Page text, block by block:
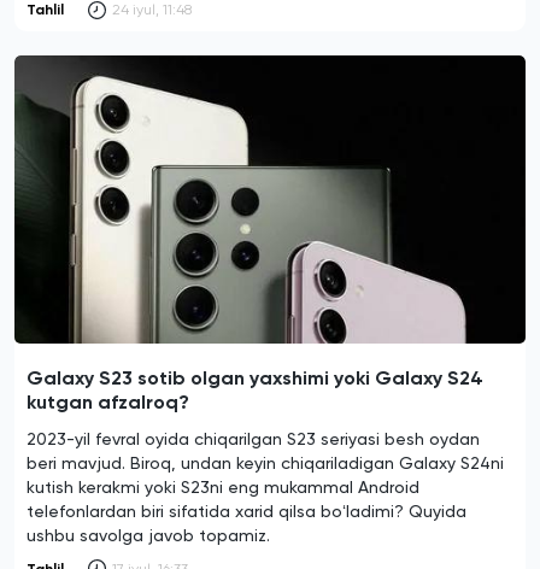
Tahlil 24 iyul, 11:48
Galaxy S23 sotib olgan yaxshimi yoki Galaxy S24
kutgan afzalroq?
2023-yil fevral oyida chiqarilgan S23 seriyasi besh oydan
beri mavjud. Biroq, undan keyin chiqariladigan Galaxy S24ni
kutish kerakmi yoki S23ni eng mukammal Android
telefonlardan biri sifatida xarid qilsa boʻladimi? Quyida
ushbu savolga javob topamiz.